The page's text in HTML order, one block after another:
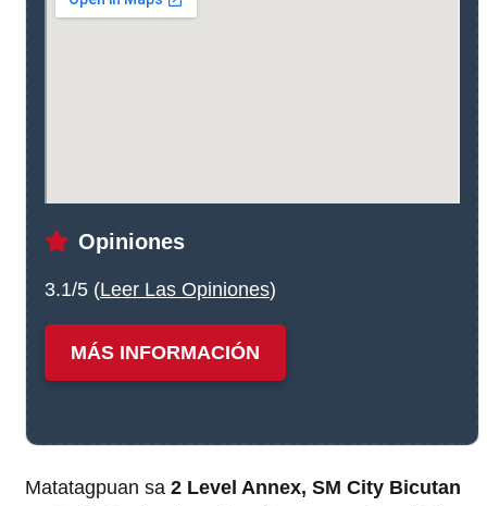
Opiniones
3.1/5 (Leer Las Opiniones)
MÁS INFORMACIÓN
Matatagpuan sa 2 Level Annex, SM City Bicutan